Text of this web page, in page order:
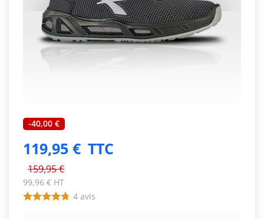
-40,00 €
119,95 € TTC
159,95 €
99,96 € HT
4 avis